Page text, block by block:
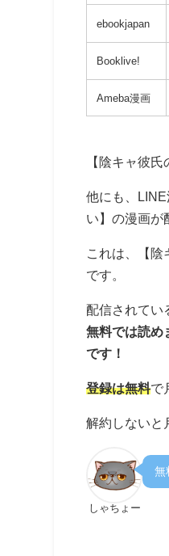
ebookjapan
Booklive!
Ameba漫画
【陰キャ彼
他にも、
い】の漫画が
これは、【
です。
配信されてい
無料では読め
です！
登録は無料で
解約しないと
しゃちょー
無